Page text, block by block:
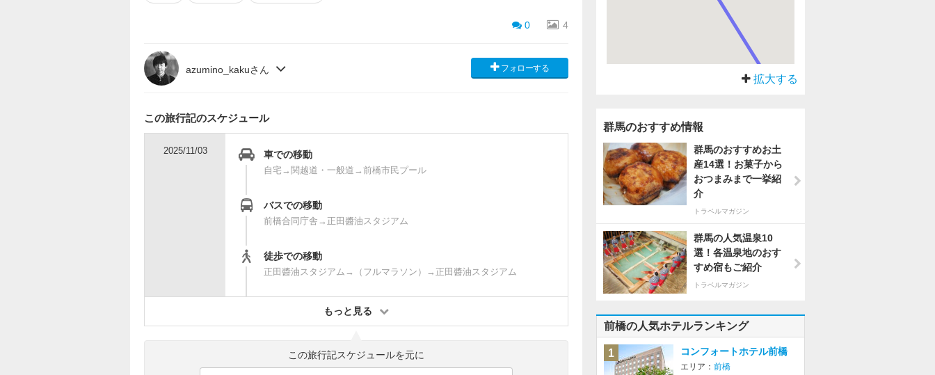
0 4
azumino_kakuさん フォローする
この旅行記のスケジュール
2025/11/03 車での移動
自宅→関越道・一般道→前橋市民プール
バスでの移動
前橋合同庁舎→正田醬油スタジアム
徒歩での移動
正田醬油スタジアム→（フルマラソン）→正田醬油スタジアム
もっと見る
この旅行記スケジュールを元に
拡大する
群馬のおすすめ情報
群馬のおすすめお土
産14選！お菓子から
おつまみまで一挙紹
介
トラベルマガジン
群馬の人気温泉10
選！各温泉地のおす
すめ宿もご紹介
トラベルマガジン
前橋の人気ホテルランキング
1 コンフォートホテル前橋
エリア： 前橋